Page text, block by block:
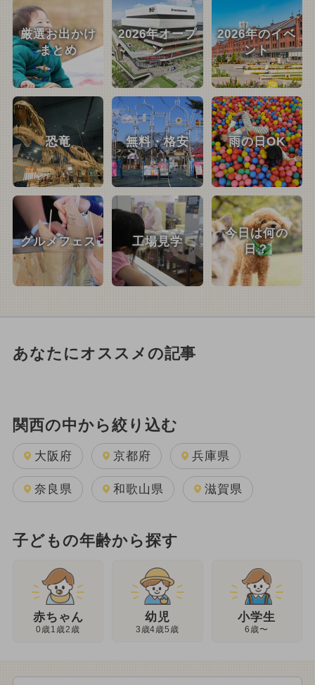
厳選お出かけ
まとめ
2026年オープ
ン
2026年のイベ
ント
恐竜 無料・格安 雨の日OK
グルメフェス 工場見学
今日は何の
日？
あなたにオススメの記事
関西の中から絞り込む
大阪府 京都府 兵庫県
奈良県 和歌山県 滋賀県
子どもの年齢から探す
赤ちゃん
0歳1歳2歳
幼児
3歳4歳5歳
小学生
6歳〜